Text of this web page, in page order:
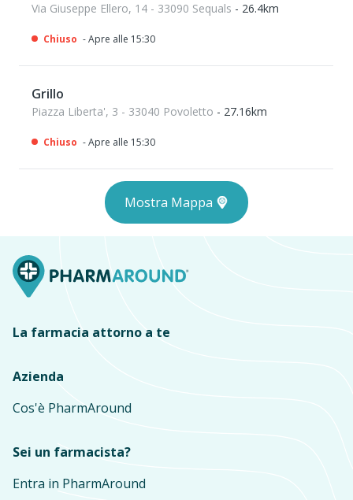
Via Giuseppe Ellero, 14 - 33090 Sequals - 26.4km
Chiuso - Apre alle 15:30
Grillo
Piazza Liberta', 3 - 33040 Povoletto - 27.16km
Chiuso - Apre alle 15:30
Mostra Mappa
La farmacia attorno a te
Azienda
Cos'è PharmAround
Sei un farmacista?
Entra in PharmAround